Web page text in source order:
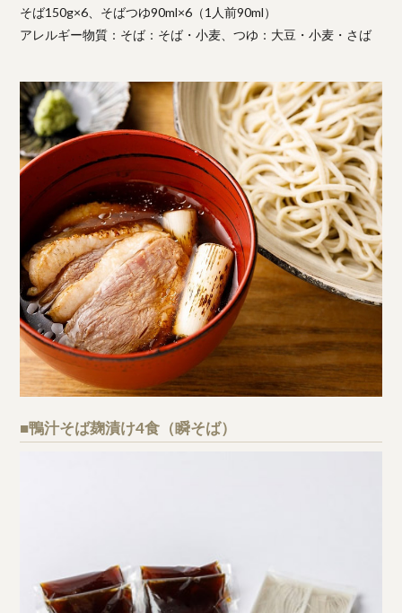
そば150g×6、そばつゆ90ml×6（1人前90ml）
アレルギー物質：そば：そば・小麦、つゆ：大豆・小麦・さば
■鴨汁そば麹漬け4食（瞬そば）